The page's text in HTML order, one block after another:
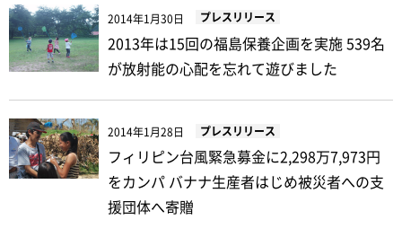
2014年1月30日 プレスリリース
2013年は15回の福島保養企画を実施 539名
が放射能の心配を忘れて遊びました
2014年1月28日 プレスリリース
フィリピン台風緊急募金に2,298万7,973円
をカンパ バナナ生産者はじめ被災者への支
援団体へ寄贈